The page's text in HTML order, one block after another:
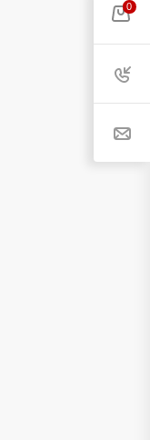
0